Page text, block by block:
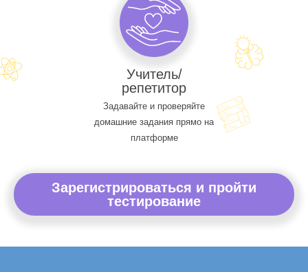
Учитель/
репетитор
Задавайте и проверяйте
домашние задания прямо на
платформе
Зарегистрироваться и пройти
тестирование